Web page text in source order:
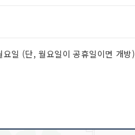
요일 (단, 월요일이 공휴일이면 개방)